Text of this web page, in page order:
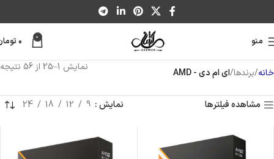
منو 0 ۰
خانه برندها ای ام دی - AMD نمایش 1–25 از 56 نتیجه
مشاهده فیلترها نمایش 9
12
18
24